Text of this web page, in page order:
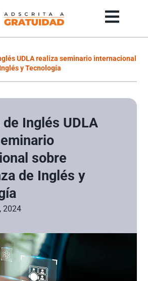
UDLA realiza seminario internacional
y Tecnología
Inglés UDLA
sobre
de Inglés y
2024